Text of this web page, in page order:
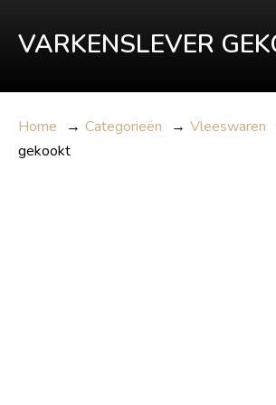
VARKENSLEVER
Home → Categorieën → Vleeswaren
gekookt